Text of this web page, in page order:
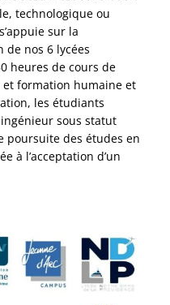
technologique ou
sur la
de nos 6 lycées
heures de cours de
formation humaine et
les étudiants
sous statut
poursuite des études en
à l’acceptation d’un